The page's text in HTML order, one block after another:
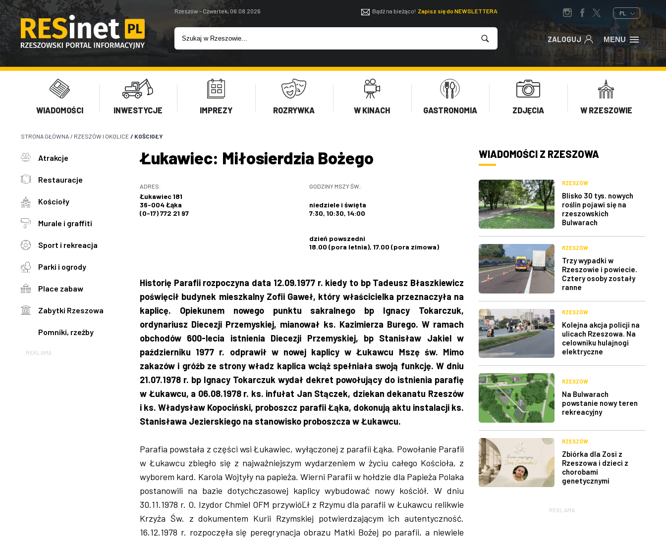
Rzeszów - Czwartek, 06.08.2026 Bądź na bieżąco! Zapisz się do NEWSLETTERA PL
ZALOGUJ MENU
WIADOMOŚCI INWESTYCJE IMPREZY ROZRYWKA W KINACH GASTRONOMIA ZDJĘCIA W RZESZOWIE
STRONA GŁÓWNA / RZESZÓW I OKOLICE / KOŚCIOŁY
Atrakcje
Restauracje
Kościoły
Murale i graffiti
Sport i rekreacja
Parki i ogrody
Place zabaw
Zabytki Rzeszowa
Pomniki, rzeźby
REKLAMA
Łukawiec: Miłosierdzia Bożego
ADRES:
Łukawiec 181
36-004 Łąka
(0-17) 772 21 97
GODZINY MSZY ŚW.:
niedziele i święta
7:30, 10:30, 14:00
dzień powszedni
18.00 (pora letnia), 17.00 (pora zimowa)
Historię Parafii rozpoczyna data 12.09.1977 r. kiedy to bp Tadeusz Błaszkiewicz
poświęcił budynek mieszkalny Zofii Gaweł, który właścicielka przeznaczyła na
kaplicę. Opiekunem nowego punktu sakralnego bp Ignacy Tokarczuk,
ordynariusz Diecezji Przemyskiej, mianował ks. Kazimierza Burego. W ramach
obchodów 600-lecia istnienia Diecezji Przemyskiej, bp Stanisław Jakiel w
październiku 1977 r. odprawił w nowej kaplicy w Łukawcu Mszę św. Mimo
zakazów i gróźb ze strony władz kaplica wciąż spełniała swoją funkcję. W dniu
21.07.1978 r. bp Ignacy Tokarczuk wydał dekret powołujący do istnienia parafię
w Łukawcu, a 06.08.1978 r. ks. infułat Jan Stączek, dziekan dekanatu Rzeszów
i ks. Władysław Kopociński, proboszcz parafii Łąka, dokonują aktu instalacji ks.
Stanisława Jezierskiego na stanowisko proboszcza w Łukawcu.
Parafia powstała z części wsi Łukawiec, wyłączonej z parafii Łąka. Powołanie Parafii
w Łukawcu zbiegło się z najważniejszym wydarzeniem w życiu całego Kościoła, z
wyborem kard. Karola Wojtyły na papieża. Wierni Parafii w hołdzie dla Papieża Polaka
postanowili na bazie dotychczasowej kaplicy wybudować nowy kościół. W dniu
30.11.1978 r. O. Izydor Chmiel OFM przywióĽł z Rzymu dla parafii w Łukawcu relikwie
Krzyża Św. z dokumentem Kurii Rzymskiej potwierdzającym ich autentyczność.
16.12.1978 r. rozpoczęła się peregrynacja obrazu Matki Bożej po parafii, a niewiele
WIADOMOŚCI Z RZESZOWA
RZESZÓW
Blisko 30 tys. nowych
roślin pojawi się na
rzeszowskich
Bulwarach
RZESZÓW
Trzy wypadki w
Rzeszowie i powiecie.
Cztery osoby zostały
ranne
RZESZÓW
Kolejna akcja policji na
ulicach Rzeszowa. Na
celowniku hulajnogi
elektryczne
RZESZÓW
Na Bulwarach
powstanie nowy teren
rekreacyjny
RZESZÓW
Zbiórka dla Zosi z
Rzeszowa i dzieci z
chorobami
genetycznymi
REKLAMA